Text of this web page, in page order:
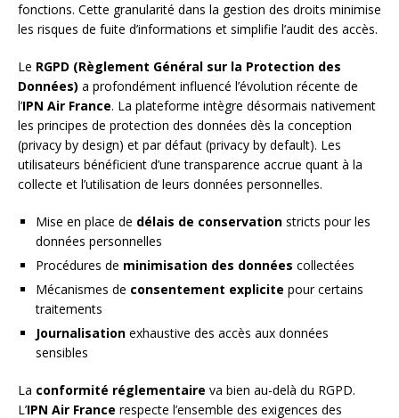
fonctions. Cette granularité dans la gestion des droits minimise
les risques de fuite d’informations et simplifie l’audit des accès.
Le RGPD (Règlement Général sur la Protection des
Données) a profondément influencé l’évolution récente de
l’IPN Air France. La plateforme intègre désormais nativement
les principes de protection des données dès la conception
(privacy by design) et par défaut (privacy by default). Les
utilisateurs bénéficient d’une transparence accrue quant à la
collecte et l’utilisation de leurs données personnelles.
Mise en place de délais de conservation stricts pour les
données personnelles
Procédures de minimisation des données collectées
Mécanismes de consentement explicite pour certains
traitements
Journalisation exhaustive des accès aux données
sensibles
La conformité réglementaire va bien au-delà du RGPD.
L’IPN Air France respecte l’ensemble des exigences des